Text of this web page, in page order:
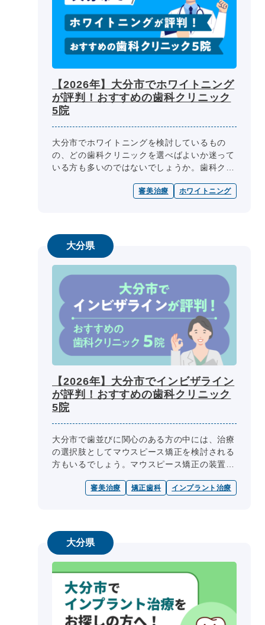
【2026年】大分市でホワイトニング
が評判！おすすめの歯科クリニック
5院
大分市でホワイトニングを検討しているもの
の、どの歯科クリニックを選べばよいか迷って
いる方も多いのではないでしょうか。歯科クリ
容、診療日・診療時間、院内設備、費用...
審美治療 ホワイトニング
大分県
【2026年】大分市でインビザライン
が評判！おすすめの歯科クリニック
5院
大分市で歯並びに関心のある方の中には、治療
の選択肢としてマウスピース矯正を検討される
方もいるでしょう。マウスピース矯正の装置に
並びの改善を目的として用いられる...
審美治療 矯正歯科 インプラント治療
大分県